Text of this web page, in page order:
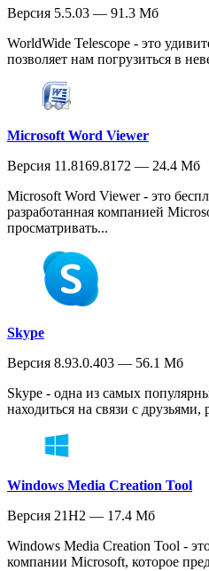
Версия 5.5.03 — 91.3 Мб
WorldWide Telescope - это
позволяет нам погрузиться в
Microsoft Word Viewer
Версия 11.8169.8172 — 24.4 Мб
Microsoft Word Viewer - это
разработанная компанией
просматривать...
Skype
Версия 8.93.0.403 — 56.1 Мб
Skype - одна из самых
находиться на связи с
Windows Media Creation Tool
Версия 21H2 — 17.4 Мб
Windows Media Creation Tool -
компании Microsoft, которое